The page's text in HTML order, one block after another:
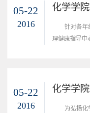
05-22
2016
针对各年
理健康指导中
05-22
2016
化学学
为弘扬化